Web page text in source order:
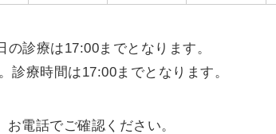
診療は17:00までとなります。
療時間は17:00までとなります。
電話でご確認ください。